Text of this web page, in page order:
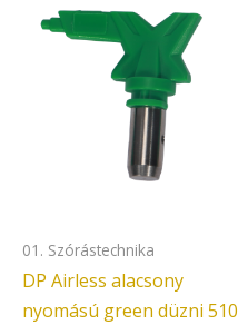
01. Szórástechnika
DP Airless alacsony
nyomású green düzni 510